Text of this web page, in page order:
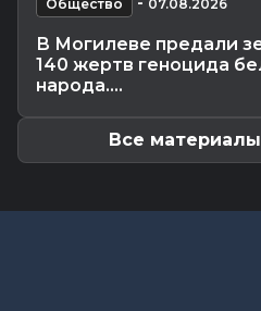
автомобиль, чтобы
Общество 07.08.2026 12:34
Погода на выходные в
Общество 07.08.2026
В Могилеве предали
140 жертв геноцида
народа....
Все